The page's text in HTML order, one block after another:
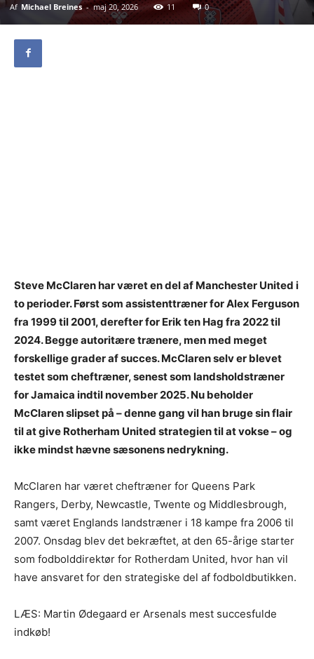
Af Michael Breines - maj 20, 2026 11 0
Steve McClaren har været en del af Manchester United i
to perioder. Først som assistenttræner for Alex Ferguson
fra 1999 til 2001, derefter for Erik ten Hag fra 2022 til
2024. Begge autoritære trænere, men med meget
forskellige grader af succes. McClaren selv er blevet
testet som cheftræner, senest som landsholdstræner
for Jamaica indtil november 2025. Nu beholder
McClaren slipset på – denne gang vil han bruge sin flair
til at give Rotherham United strategien til at vokse – og
ikke mindst hævne sæsonens nedrykning.
McClaren har været cheftræner for Queens Park
Rangers, Derby, Newcastle, Twente og Middlesbrough,
samt været Englands landstræner i 18 kampe fra 2006 til
2007. Onsdag blev det bekræftet, at den 65-årige starter
som fodbolddirektør for Rotherdam United, hvor han vil
have ansvaret for den strategiske del af fodboldbutikken.
LÆS: Martin Ødegaard er Arsenals mest succesfulde
indkøb!